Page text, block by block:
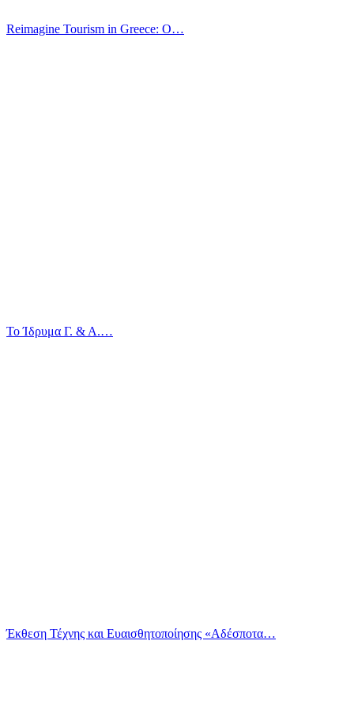
Reimagine Tourism in Greece: O…
Το Ίδρυμα Γ. & Α.…
Έκθεση Τέχνης και Ευαισθητοποίησης «Αδέσποτα…